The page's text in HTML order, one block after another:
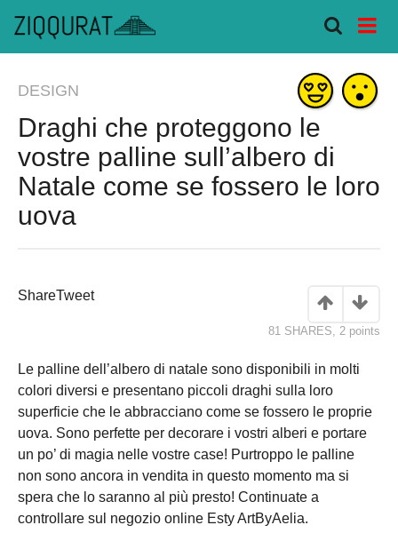
DESIGN
Draghi che proteggono le
vostre palline sull’albero di
Natale come se fossero le loro
uova
ShareTweet
81 SHARES, 2 points
Le palline dell’albero di natale sono disponibili in molti
colori diversi e presentano piccoli draghi sulla loro
superficie che le abbracciano come se fossero le proprie
uova. Sono perfette per decorare i vostri alberi e portare
un po’ di magia nelle vostre case! Purtroppo le palline
non sono ancora in vendita in questo momento ma si
spera che lo saranno al più presto! Continuate a
controllare sul negozio online Esty ArtByAelia.